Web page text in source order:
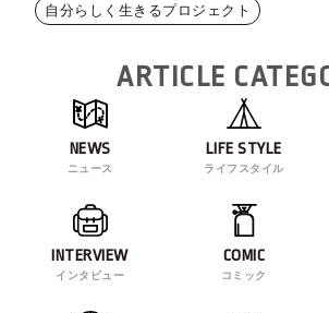
自分らしく生きるプロジェクト
ARTICLE
NEWS
ニュース
LIFE STYLE
ライフスタイル
INTERVIEW
インタビュー
COMIC
コミック